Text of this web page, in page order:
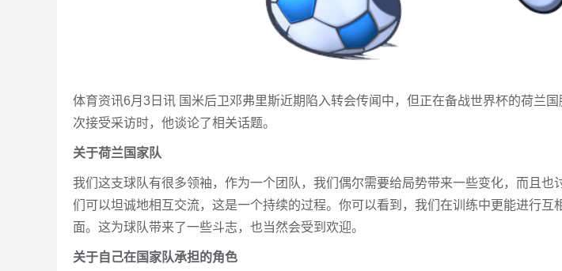
体育资讯6月3日讯 国米后卫邓弗里斯近期陷入转会传闻中，但正在备战世界杯的荷兰
次接受采访时，他谈论了相关话题。
关于荷兰国家队
我们这支球队有很多领袖，作为一个团队，我们偶尔需要给局势带来一些变化，而且也
们可以坦诚地相互交流，这是一个持续的过程。你可以看到，我们在训练中更能进行互
面。这为球队带来了一些斗志，也当然会受到欢迎。
关于自己在国家队承担的角色